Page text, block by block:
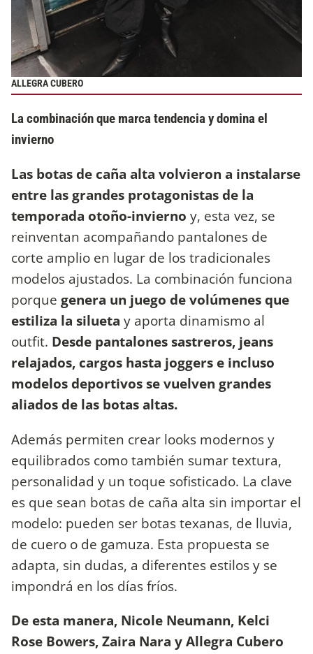
ALLEGRA CUBERO
La combinación que marca tendencia y domina el
invierno
Las botas de caña alta volvieron a instalarse
entre las grandes protagonistas de la
temporada otoño-invierno y, esta vez, se
reinventan acompañando pantalones de
corte amplio en lugar de los tradicionales
modelos ajustados. La combinación funciona
porque genera un juego de volúmenes que
estiliza la silueta y aporta dinamismo al
outfit. Desde pantalones sastreros, jeans
relajados, cargos hasta joggers e incluso
modelos deportivos se vuelven grandes
aliados de las botas altas.
Además permiten crear looks modernos y
equilibrados como también sumar textura,
personalidad y un toque sofisticado. La clave
es que sean botas de caña alta sin importar el
modelo: pueden ser botas texanas, de lluvia,
de cuero o de gamuza. Esta propuesta se
adapta, sin dudas, a diferentes estilos y se
impondrá en los días fríos.
De esta manera, Nicole Neumann, Kelci
Rose Bowers, Zaira Nara y Allegra Cubero